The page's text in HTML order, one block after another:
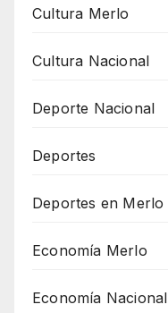
Cultura Merlo
Cultura Nacional
Deporte Nacional
Deportes
Deportes en Merlo
Economía Merlo
Economía Nacional